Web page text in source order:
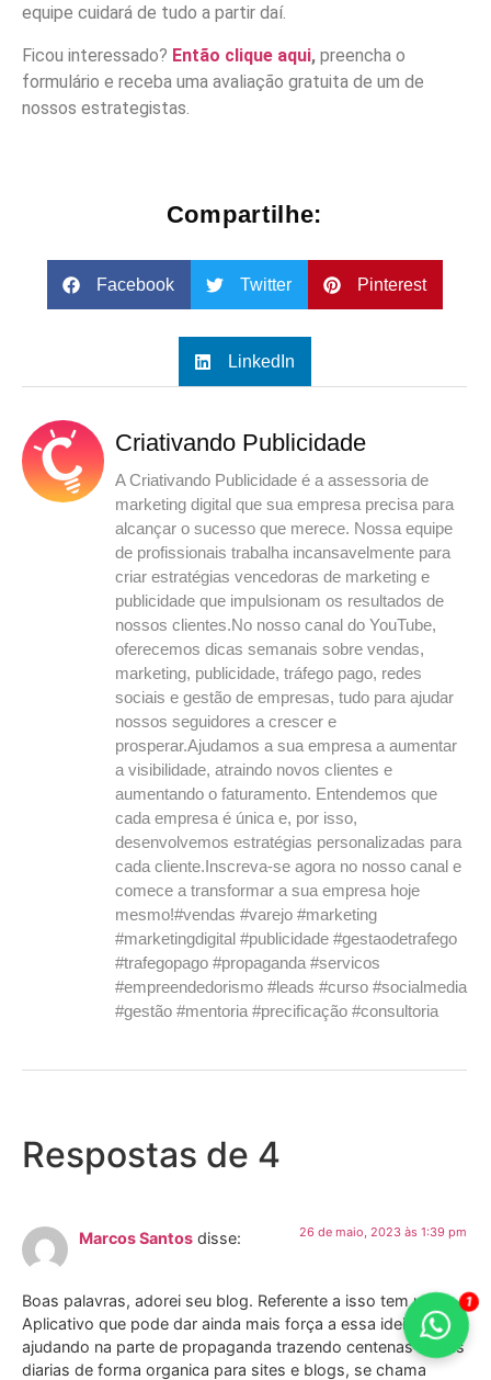
1
equipe cuidará de tudo a partir daí.
Ficou interessado? Então clique aqui, preencha o
formulário e receba uma avaliação gratuita de um de
nossos estrategistas.
Compartilhe:
Facebook Twitter Pinterest
LinkedIn
Criativando Publicidade
A Criativando Publicidade é a assessoria de
marketing digital que sua empresa precisa para
alcançar o sucesso que merece. Nossa equipe
de profissionais trabalha incansavelmente para
criar estratégias vencedoras de marketing e
publicidade que impulsionam os resultados de
nossos clientes.No nosso canal do YouTube,
oferecemos dicas semanais sobre vendas,
marketing, publicidade, tráfego pago, redes
sociais e gestão de empresas, tudo para ajudar
nossos seguidores a crescer e
prosperar.Ajudamos a sua empresa a aumentar
a visibilidade, atraindo novos clientes e
aumentando o faturamento. Entendemos que
cada empresa é única e, por isso,
desenvolvemos estratégias personalizadas para
cada cliente.Inscreva-se agora no nosso canal e
comece a transformar a sua empresa hoje
mesmo!#vendas #varejo #marketing
#marketingdigital #publicidade #gestaodetrafego
#trafegopago #propaganda #servicos
#empreendedorismo #leads #curso #socialmedia
#gestão #mentoria #precificação #consultoria
Respostas de 4
Marcos Santos disse: 26 de maio, 2023 às 1:39 pm
Boas palavras, adorei seu blog. Referente a isso tem um
Aplicativo que pode dar ainda mais força a essa ideia
ajudando na parte de propaganda trazendo centenas visitas
diarias de forma organica para sites e blogs, se chama